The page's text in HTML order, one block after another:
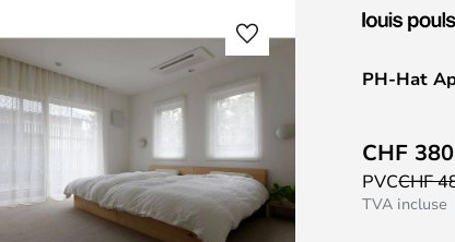
PH-Hat
CHF
PVCCHF
TVA incluse